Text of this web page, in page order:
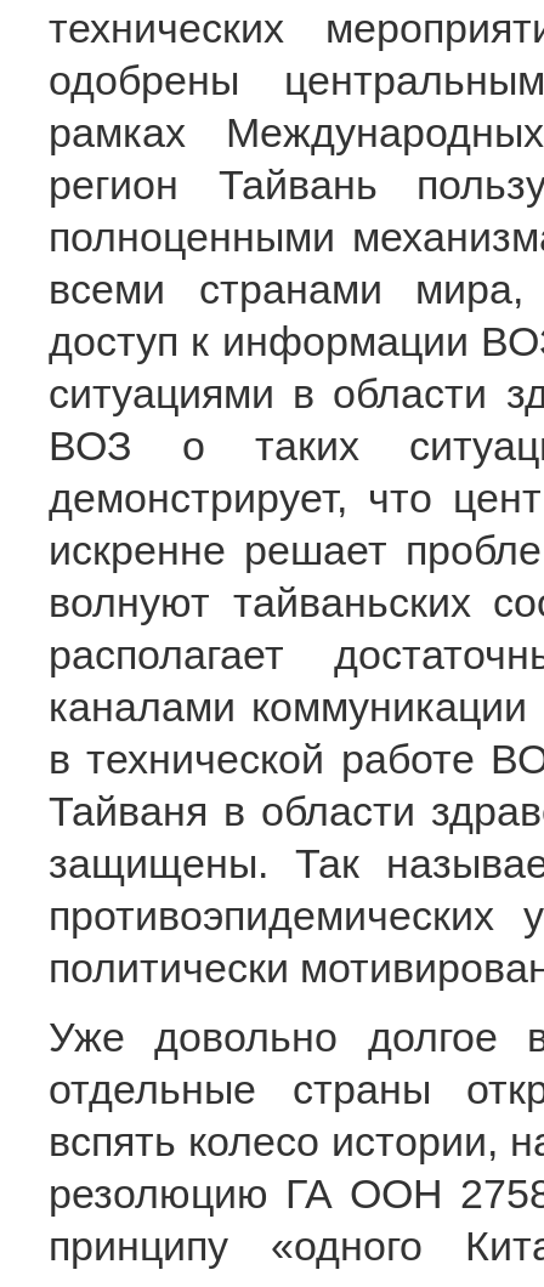
технических
одобрены
рамках
регион Тайвань
полноценными
всеми странами мира,
доступ к информации
ситуациями в области
ВОЗ о таких
демонстрирует, что
искренне решает
волнуют тайваньских
располагает
каналами коммуникации
в технической работе
Тайваня в области
защищены. Так
политически
Уже довольно долгое
отдельные страны
вспять колесо истории,
резолюцию ГА ООН
принципу «одного